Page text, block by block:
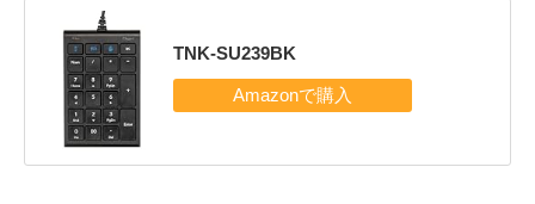
TNK-SU239BK